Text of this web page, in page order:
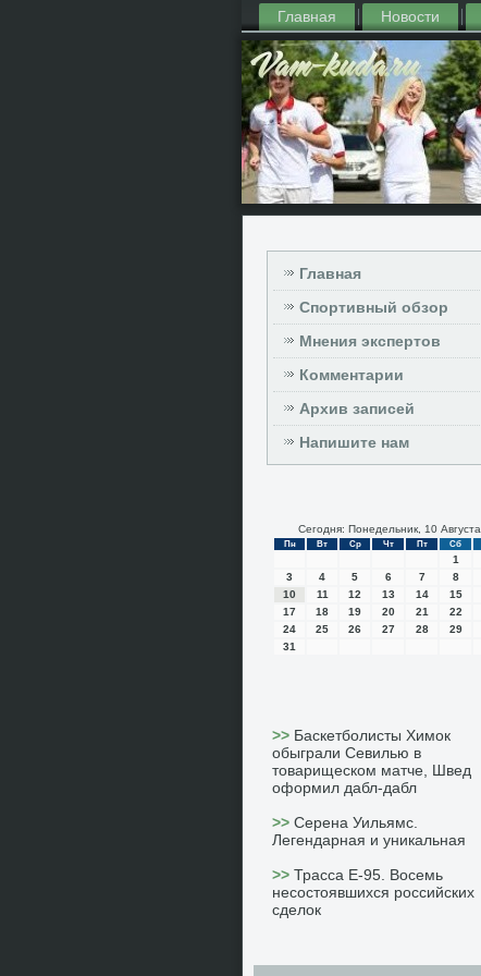
Главная Новости
Главная
Спортивный обзор
Мнения экспертов
Комментарии
Архив записей
Напишите нам
Сегодня: Понедельник, 10 Августа
Пн Вт Ср Чт Пт Сб
1
3
4 5 6 7 8
10
11 12 13 14 15
17
18 19 20 21 22
24
25 26 27 28 29
31
>> Баскетболисты Химок
обыграли Севилью в
товарищеском матче, Швед
оформил дабл-дабл
>> Серена Уильямс.
Легендарная и уникальная
>> Трасса Е-95. Восемь
несостоявшихся российских
сделок